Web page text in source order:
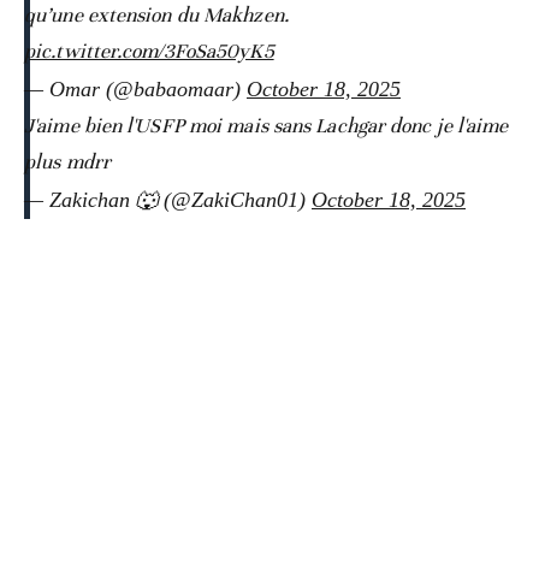
qu’une extension du Makhzen.
pic.twitter.com/3FoSa50yK5
— Omar (@babaomaar) October 18, 2025
J'aime bien l'USFP moi mais sans Lachgar donc je l'aime
plus mdrr
— Zakichan 🐺 (@ZakiChan01) October 18, 2025